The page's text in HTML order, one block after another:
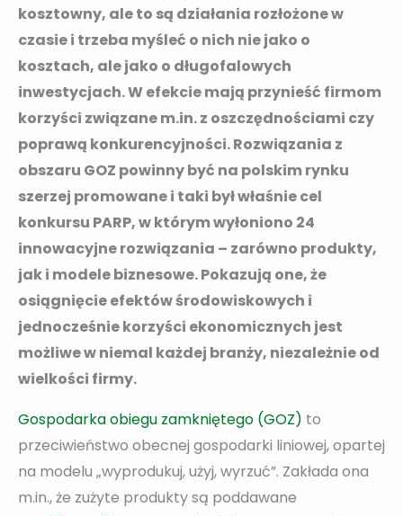
kosztowny, ale to są działania rozłożone w
czasie i trzeba myśleć o nich nie jako o
kosztach, ale jako o długofalowych
inwestycjach. W efekcie mają przynieść firmom
korzyści związane m.in. z oszczędnościami czy
poprawą konkurencyjności. Rozwiązania z
obszaru GOZ powinny być na polskim rynku
szerzej promowane i taki był właśnie cel
konkursu PARP, w którym wyłoniono 24
innowacyjne rozwiązania – zarówno produkty,
jak i modele biznesowe. Pokazują one, że
osiągnięcie efektów środowiskowych i
jednocześnie korzyści ekonomicznych jest
możliwe w niemal każdej branży, niezależnie od
wielkości firmy.
Gospodarka obiegu zamkniętego (GOZ) to
przeciwieństwo obecnej gospodarki liniowej, opartej
na modelu „wyprodukuj, użyj, wyrzuć”. Zakłada ona
m.in., że zużyte produkty są poddawane